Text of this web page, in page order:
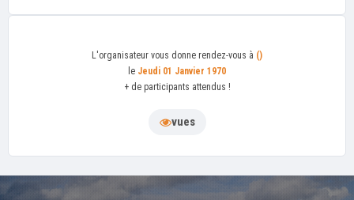
L'organisateur vous donne rendez-vous à ()
le Jeudi 01 Janvier 1970
+ de participants attendus !
vues